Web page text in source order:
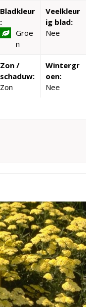
Bladkleur
:
Groe
n
Veelkleur
ig blad:
Nee
Zon /
schaduw:
Zon
Wintergr
oen:
Nee